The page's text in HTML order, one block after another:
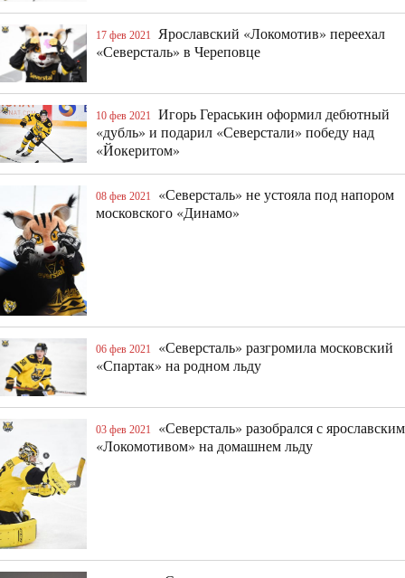
17 фев 2021
Ярославский «Локомотив» переехал
«Северсталь» в Череповце
10 фев 2021
Игорь Гераськин оформил дебютный
«дубль» и подарил «Северстали» победу над
«Йокеритом»
08 фев 2021
«Северсталь» не устояла под напором
московского «Динамо»
06 фев 2021
«Северсталь» разгромила московский
«Спартак» на родном льду
03 фев 2021
«Северсталь» разобрался с ярославским
«Локомотивом» на домашнем льду